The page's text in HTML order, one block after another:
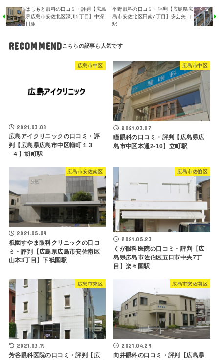
はしもと眼科の口コミ・評判【広島
県広島市安佐北区深川5丁目】中深
川駅
平野眼科の口コミ・評判【広島県広
島市安佐北区田南7丁目】安芸矢口
駅
RECOMMEND
広島市中区
2021.03.08
広島アイクリニックの口コミ・評
判【広島県広島市中区幟町１３
−４】胡町駅
広島市中区
2021.03.07
瞳眼科の口コミ・評判【広島県広
島市中区本通2-10】立町駅
広島市安佐南区
2021.05.09
祇園すやま眼科クリニックの口コ
ミ・評判【広島県広島市安佐南区
山本3丁目】下祇園駅
広島市佐伯区
2021.05.23
くが眼科医院の口コミ・評判【広
島県広島市佐伯区五日市中央7丁
目】楽々園駅
広島市東区
2021.03.19
芳谷眼科医院の口コミ・評判【広
広島市安佐南区
2021.04.29
向井眼科の口コミ・評判【広島県